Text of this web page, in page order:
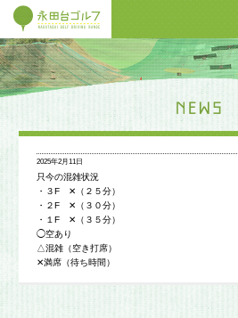
2025年2月11日
只今の混雑状況
・３F ✕（２５分）
・２F ✕（３０分）
・１F ✕（３５分）
◯空あり
△混雑（空き打席）
✕満席（待ち時間）